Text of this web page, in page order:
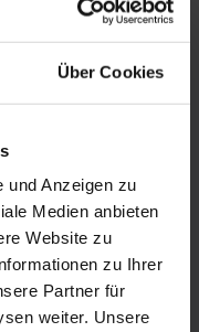
Über Cookies
und Anzeigen zu
Medien anbieten
Website zu
zu Ihrer
Partner für
weiter. Unsere